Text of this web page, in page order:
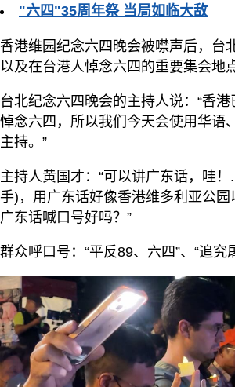
"六四"35周年祭 当局如临大敌
香港维园纪念六四晚会被噤声后，台
以及在台港人悼念六四的重要集会地
台北纪念六四晚会的主持人说：“香
悼念六四，所以我们今天会使用华语
主持。”
主持人黄国才：“可以讲广东话，哇！
手)，用广东话好像香港维多利亚公园
广东话喊口号好吗？”
群众呼口号：“平反89、六四”、“追究